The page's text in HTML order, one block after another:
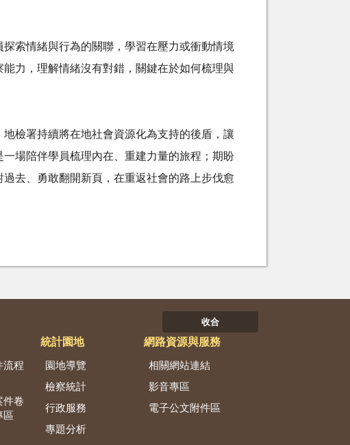
索情緒與行為的關聯，學習在壓力或衝動情境
力，理解情緒沒有對錯，關鍵在於如何梳理與
檢署持續將在地社會資源化為支持的後盾，讓
場陪伴學員梳理內在、重建力量的旅程；期盼
去、勇敢翻開新頁，在重返社會的路上步伐愈
收合
流程
件卷
區
統計園地
園地導覽
檢察統計
行政服務
專題分析
網路資源與服務
相關網站連結
影音專區
電子公文附件區